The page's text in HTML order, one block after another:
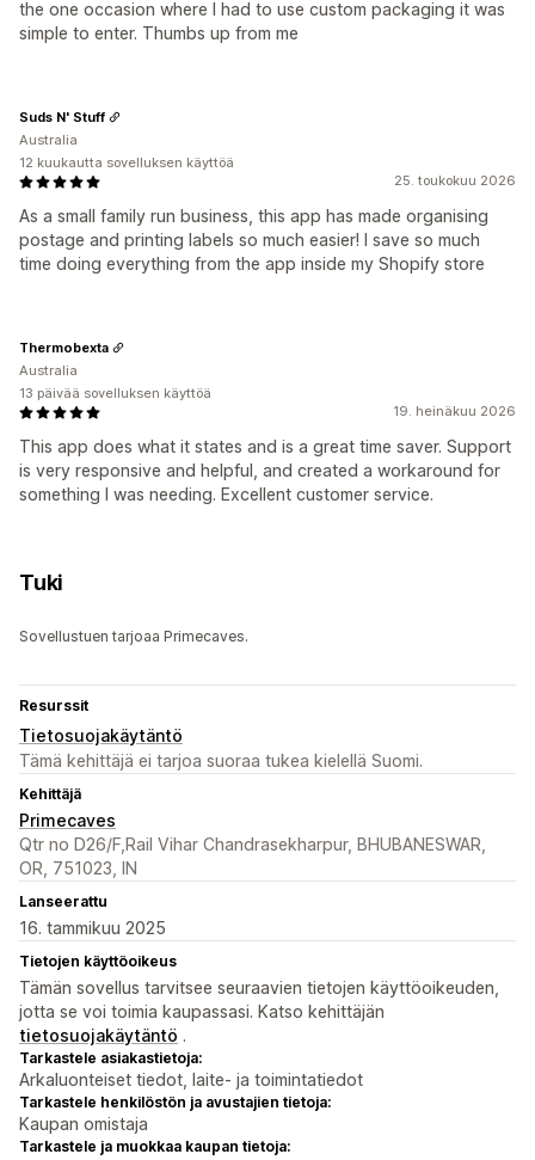
the one occasion where I had to use custom packaging it was
simple to enter. Thumbs up from me
25. toukokuu 2026
As a small family run business, this app has made organising
postage and printing labels so much easier! I save so much
time doing everything from the app inside my Shopify store
Suds N' Stuff
Australia
12 kuukautta sovelluksen käyttöä
19. heinäkuu 2026
This app does what it states and is a great time saver. Support
is very responsive and helpful, and created a workaround for
something I was needing. Excellent customer service.
Thermobexta
Australia
13 päivää sovelluksen käyttöä
Tuki
Sovellustuen tarjoaa Primecaves.
Resurssit
Tietosuojakäytäntö
Tämä kehittäjä ei tarjoa suoraa tukea kielellä Suomi.
Kehittäjä
Primecaves
Qtr no D26/F,Rail Vihar Chandrasekharpur, BHUBANESWAR,
OR, 751023, IN
Lanseerattu
16. tammikuu 2025
Tietojen käyttöoikeus
Tämän sovellus tarvitsee seuraavien tietojen käyttöoikeuden,
jotta se voi toimia kaupassasi. Katso kehittäjän
tietosuojakäytäntö .
Tarkastele asiakastietoja:
Arkaluonteiset tiedot, laite- ja toimintatiedot
Tarkastele henkilöstön ja avustajien tietoja:
Kaupan omistaja
Tarkastele ja muokkaa kaupan tietoja: